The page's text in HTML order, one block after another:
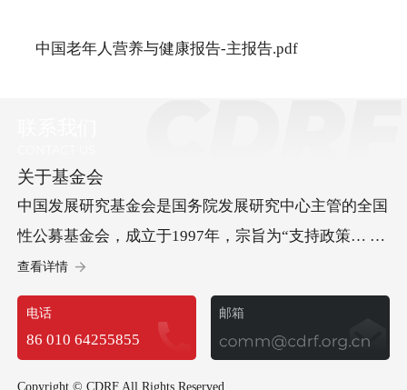
中国老年人营养与健康报告-主报告.pdf
关于基金会
中国发展研究基金会是国务院发展研究中心主管的全国
性公募基金会，成立于1997年，宗旨为“支持政策… 研
究、促进科学决策、服务中国发展”。基金会承办“中国
发展高层论坛”，开展儿童发展等方面的社会试验项
目，承担经济社会以及可持续发展等多领域重要研究课
题，政策建议多次获中央领导批示，已成为集国际交
流、社会试验和政策研究于一体的高端智库型基金会。
查看详情
电话
86 010 64255855
邮箱
Copyright © CDRF All Rights Reserved